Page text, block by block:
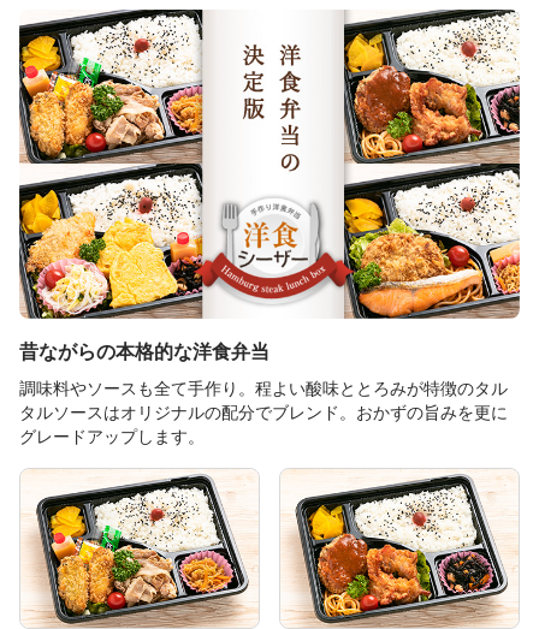
昔ながらの本格的な洋食弁当
調味料やソースも全て手作り。程よい酸味ととろみが特徴のタル
タルソースはオリジナルの配分でブレンド。おかずの旨みを更に
グレードアップします。